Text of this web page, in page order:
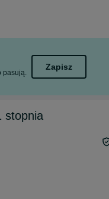
pasują.
Zapisz
stopnia